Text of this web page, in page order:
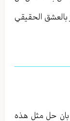
بالعشق الحقيقي
بان حل مثل هذه